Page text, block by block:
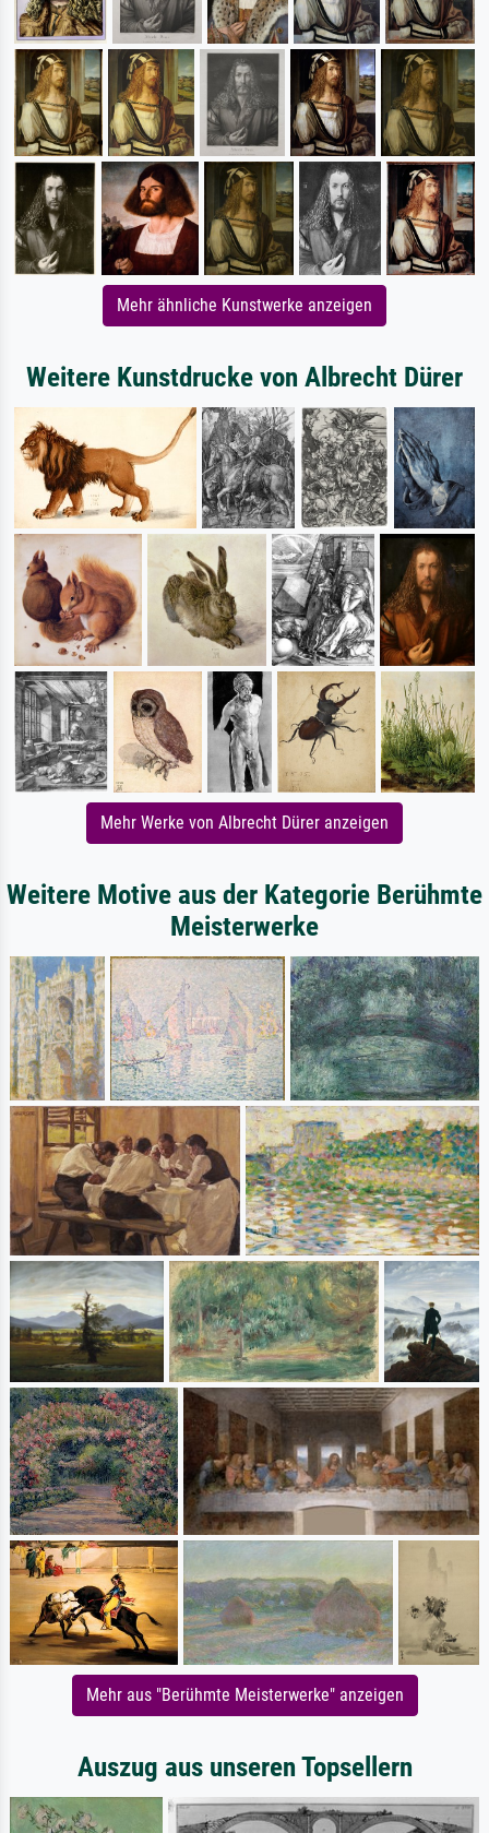
Mehr ähnliche Kunstwerke anzeigen
Weitere Kunstdrucke von Albrecht Dürer
Mehr Werke von Albrecht Dürer anzeigen
Weitere Motive aus der Kategorie Berühmte
Meisterwerke
Mehr aus "Berühmte Meisterwerke" anzeigen
Auszug aus unseren Topsellern